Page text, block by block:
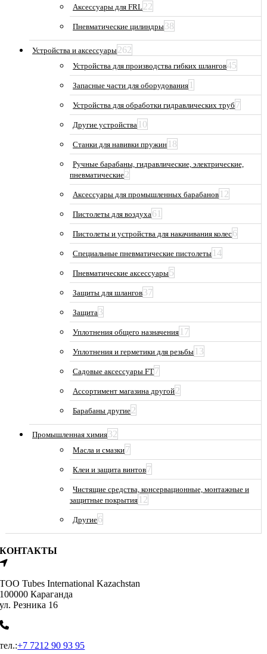
Аксессуары для FRL22
Пневматические цилиндры38
Устройства и аксессуары262
Устройства для производства гибких шлангов45
Запасные части для оборудования 1
Устройства для обработки гидравлических труб 7
Другие устройства 10
Станки для навивки пружин 18
Ручные барабаны, гидравлические, электрические,
пневматические2
Аксессуары для промышленных барабанов 12
Пистолеты для воздуха 61
Пистолеты и устройства для накачивания колес6
Специальные пневматические пистолеты 14
Пневматические аксессуары5
Защиты для шлангов37
Защита 3
Уплотнения общего назначения 17
Уплотнения и герметики для резьбы 13
Садовые аксессуары FT7
Ассортимент магазина другой2
Барабаны другие2
Промышленная химия32
Масла и смазки7
Клеи и защита винтов7
Чистящие средства, консервационные, монтажные и
защитные покрытия 12
Другие6
КОНТАКТЫ
ТОО Tubes International Kazachstan
100000 Караганда
ул. Резника 16
тел.:+7 7212 90 93 95